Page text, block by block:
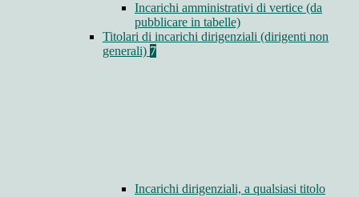
Incarichi amministrativi di vertice (da
pubblicare in tabelle)
Titolari di incarichi dirigenziali (dirigenti non
generali) 7
Incarichi dirigenziali, a qualsiasi titolo